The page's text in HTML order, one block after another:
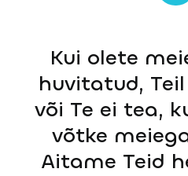
Kui olete
huvitatud,
või Te ei tea,
võtke
Aitame Teid